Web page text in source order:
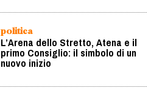
politica
L’Arena dello Stretto, Atena e il
primo Consiglio: il simbolo di un
nuovo inizio